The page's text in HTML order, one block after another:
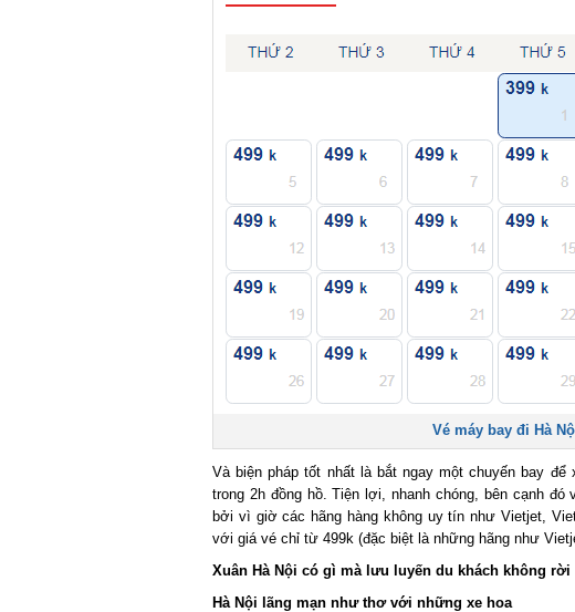
Vé máy bay đi Hà
Và biện pháp tốt nhất là bắt ngay một chuyến bay để
trong 2h đồng hồ. Tiện lợi, nhanh chóng, bên cạnh đó
bởi vì giờ các hãng hàng không uy tín như Vietjet,
với giá vé chỉ từ 499k (đặc biệt là những hãng như
Xuân Hà Nội có gì mà lưu luyến du khách không rời
Hà Nội lãng mạn như thơ với những xe hoa